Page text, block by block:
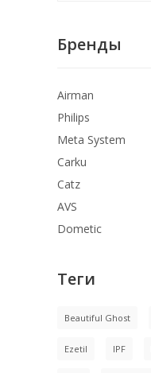
Бренды
Airman
Philips
Meta System
Carku
Catz
AVS
Dometic
Теги
Beautiful Ghost
Ezetil IPF